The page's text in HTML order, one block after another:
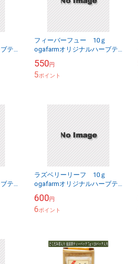
テ
フィーバーフュー 10ｇ
ogafarmオリジナルハーブテ
550円
5ポイント
テ
ラズベリーリーフ 10ｇ
ogafarmオリジナルハーブテ
600円
6ポイント